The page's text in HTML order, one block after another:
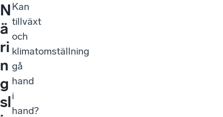
N
ä
ri
n
g
sl
Kan
tillväxt
och
klimatomställning
gå
hand
i
hand?